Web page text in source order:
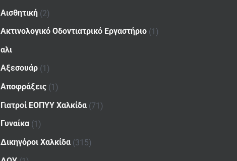
Αισθητική (2)
Ακτινολογικό Οδοντιατρικό Εργαστήριο (1)
αλι
Αξεσουάρ (1)
Αποφράξεις (1)
Γιατροί ΕΟΠΥΥ Χαλκίδα (71)
Γυναίκα (1)
Δικηγόροι Χαλκίδα (315)